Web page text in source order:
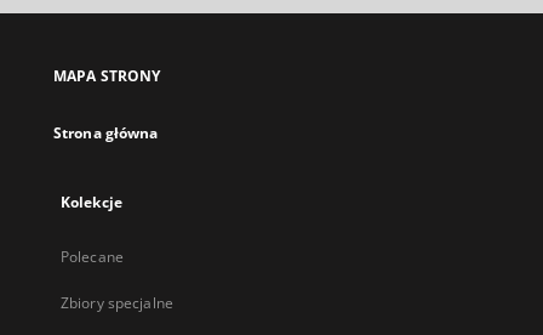
MAPA STRONY
Strona główna
Kolekcje
Polecane
Zbiory specjalne